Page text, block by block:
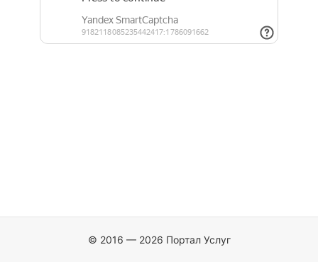
© 2016 — 2026 Портал Услуг